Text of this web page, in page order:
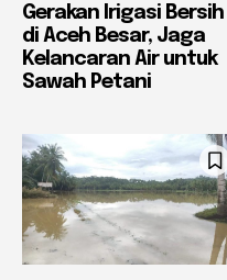
Gerakan Irigasi Bersih
di Aceh Besar, Jaga
Kelancaran Air untuk
Sawah Petani